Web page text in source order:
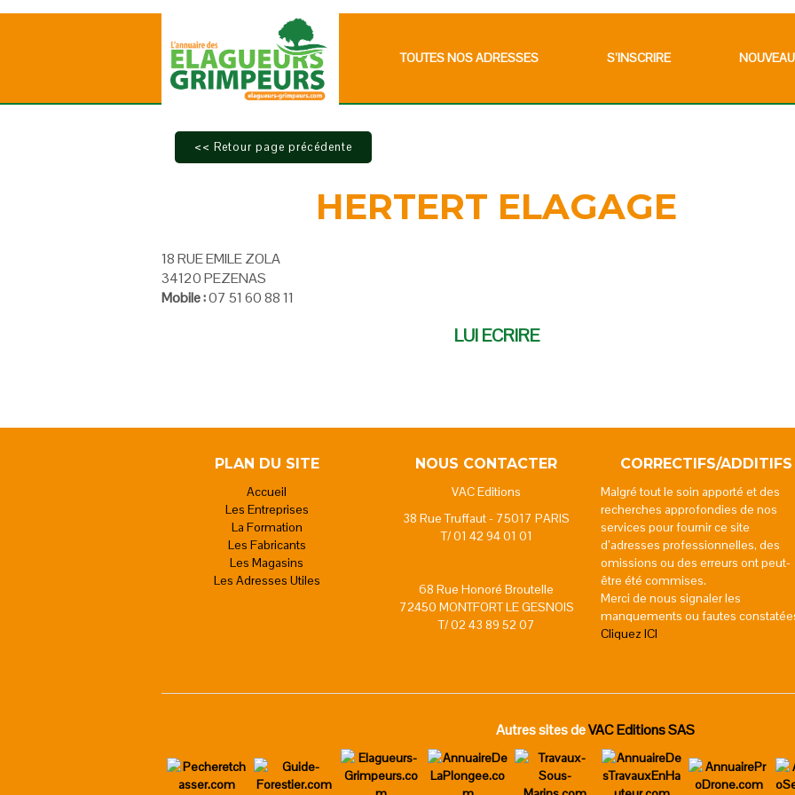
TOUTES NOS ADRESSES S’INSCRIRE
HERTERT ELAGAGE
18 RUE EMILE ZOLA
34120 PEZENAS
Mobile :07 51 60 88 11
LUI ECRIRE
PLAN DU SITE
Accueil
Les Entreprises
La Formation
Les Fabricants
Les Magasins
Les Adresses Utiles
NOUS CONTACTER
VAC Editions
38 Rue Truffaut - 75017 PARIS
T/ 01 42 94 01 01
68 Rue Honoré Broutelle
72450 MONTFORT LE GESNOIS
T/ 02 43 89 52 07
CORRECTIFS/ADDITIFS
Malgré tout le soin apporté et des
recherches approfondies de nos
services pour fournir ce site
d’adresses professionnelles, des
omissions ou des erreurs ont peut-
être été commises.
Merci de nous signaler les
manquements ou fautes
Cliquez ICI
Autres sites deVAC Editions SAS